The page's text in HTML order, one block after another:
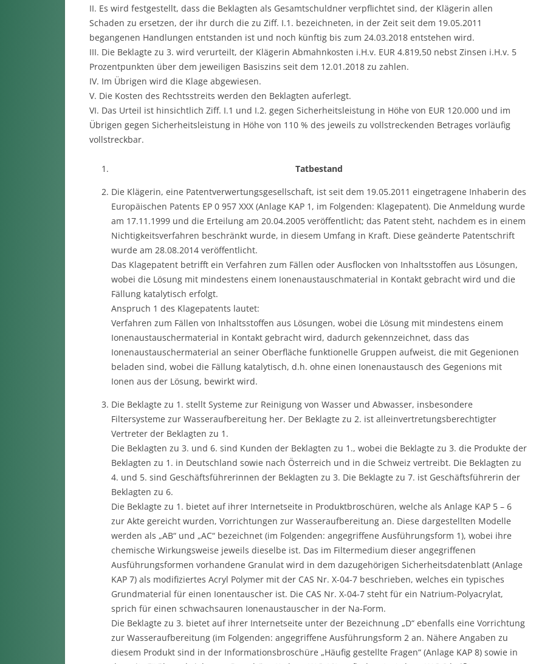
II. Es wird festgestellt, dass die Beklagten als Gesamtschuldner verpflichtet sind, der Klägerin allen
Schaden zu ersetzen, der ihr durch die zu Ziff. I.1. bezeichneten, in der Zeit seit dem 19.05.2011
begangenen Handlungen entstanden ist und noch künftig bis zum 24.03.2018 entstehen wird.
III. Die Beklagte zu 3. wird verurteilt, der Klägerin Abmahnkosten i.H.v. EUR 4.819,50 nebst Zinsen i.H.v. 5
Prozentpunkten über dem jeweiligen Basiszins seit dem 12.01.2018 zu zahlen.
IV. Im Übrigen wird die Klage abgewiesen.
V. Die Kosten des Rechtsstreits werden den Beklagten auferlegt.
VI. Das Urteil ist hinsichtlich Ziff. I.1 und I.2. gegen Sicherheitsleistung in Höhe von EUR 120.000 und im
Übrigen gegen Sicherheitsleistung in Höhe von 110 % des jeweils zu vollstreckenden Betrages vorläufig
vollstreckbar.
Tatbestand
Die Klägerin, eine Patentverwertungsgesellschaft, ist seit dem 19.05.2011 eingetragene Inhaberin des
Europäischen Patents EP 0 957 XXX (Anlage KAP 1, im Folgenden: Klagepatent). Die Anmeldung wurde
am 17.11.1999 und die Erteilung am 20.04.2005 veröffentlicht; das Patent steht, nachdem es in einem
Nichtigkeitsverfahren beschränkt wurde, in diesem Umfang in Kraft. Diese geänderte Patentschrift
wurde am 28.08.2014 veröffentlicht.
Das Klagepatent betrifft ein Verfahren zum Fällen oder Ausflocken von Inhaltsstoffen aus Lösungen,
wobei die Lösung mit mindestens einem Ionenaustauschmaterial in Kontakt gebracht wird und die
Fällung katalytisch erfolgt.
Anspruch 1 des Klagepatents lautet:
Verfahren zum Fällen von Inhaltsstoffen aus Lösungen, wobei die Lösung mit mindestens einem
Ionenaustauschermaterial in Kontakt gebracht wird, dadurch gekennzeichnet, dass das
Ionenaustauschermaterial an seiner Oberfläche funktionelle Gruppen aufweist, die mit Gegenionen
beladen sind, wobei die Fällung katalytisch, d.h. ohne einen Ionenaustausch des Gegenions mit
Ionen aus der Lösung, bewirkt wird.
Die Beklagte zu 1. stellt Systeme zur Reinigung von Wasser und Abwasser, insbesondere
Filtersysteme zur Wasseraufbereitung her. Der Beklagte zu 2. ist alleinvertretungsberechtigter
Vertreter der Beklagten zu 1.
Die Beklagten zu 3. und 6. sind Kunden der Beklagten zu 1., wobei die Beklagte zu 3. die Produkte der
Beklagten zu 1. in Deutschland sowie nach Österreich und in die Schweiz vertreibt. Die Beklagten zu
4. und 5. sind Geschäftsführerinnen der Beklagten zu 3. Die Beklagte zu 7. ist Geschäftsführerin der
Beklagten zu 6.
Die Beklagte zu 1. bietet auf ihrer Internetseite in Produktbroschüren, welche als Anlage KAP 5 – 6
zur Akte gereicht wurden, Vorrichtungen zur Wasseraufbereitung an. Diese dargestellten Modelle
werden als „AB“ und „AC“ bezeichnet (im Folgenden: angegriffene Ausführungsform 1), wobei ihre
chemische Wirkungsweise jeweils dieselbe ist. Das im Filtermedium dieser angegriffenen
Ausführungsformen vorhandene Granulat wird in dem dazugehörigen Sicherheitsdatenblatt (Anlage
KAP 7) als modifiziertes Acryl Polymer mit der CAS Nr. X-04-7 beschrieben, welches ein typisches
Grundmaterial für einen Ionentauscher ist. Die CAS Nr. X-04-7 steht für ein Natrium-Polyacrylat,
sprich für einen schwachsauren Ionenaustauscher in der Na-Form.
Die Beklagte zu 3. bietet auf ihrer Internetseite unter der Bezeichnung „D“ ebenfalls eine Vorrichtung
zur Wasseraufbereitung (im Folgenden: angegriffene Ausführungsform 2 an. Nähere Angaben zu
diesem Produkt sind in der Informationsbroschüre „Häufig gestellte Fragen“ (Anlage KAP 8) sowie in